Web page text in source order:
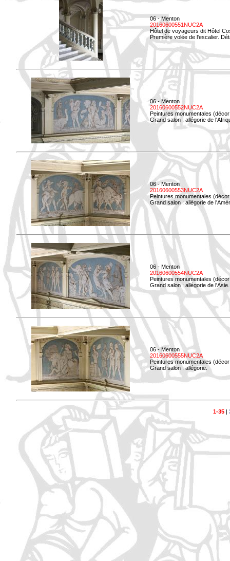
06 - Menton
20160600551NUC2A
Hôtel de voyageurs dit Hôtel
Première volée de l'escalier.
06 - Menton
20160600552NUC2A
Peintures monumentales
Grand salon : allégorie de
06 - Menton
20160600553NUC2A
Peintures monumentales
Grand salon : allégorie de
06 - Menton
20160600554NUC2A
Peintures monumentales
Grand salon : allégorie de l'Asie.
06 - Menton
20160600555NUC2A
Peintures monumentales
Grand salon : allégorie.
1-35|